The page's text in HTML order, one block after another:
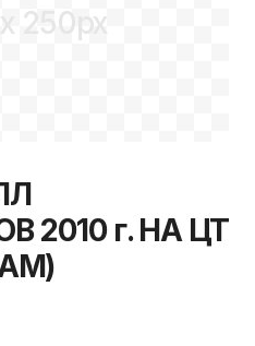
250px
2010 г. НА ЦТ